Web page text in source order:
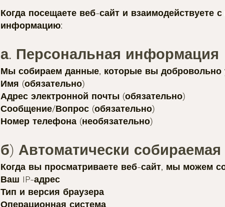
Когда посещаете веб-сайт и
информацию:
а. Персональная информация
Мы собираем данные, которые вы добровольно
Имя (обязательно)
Адрес электронной почты (обязательно)
Сообщение/Вопрос (обязательно)
Номер телефона (необязательно)
б) Автоматически
Когда вы просматриваете веб-сайт, мы можем
Ваш IP-адрес
Тип и версия браузера
Операционная система